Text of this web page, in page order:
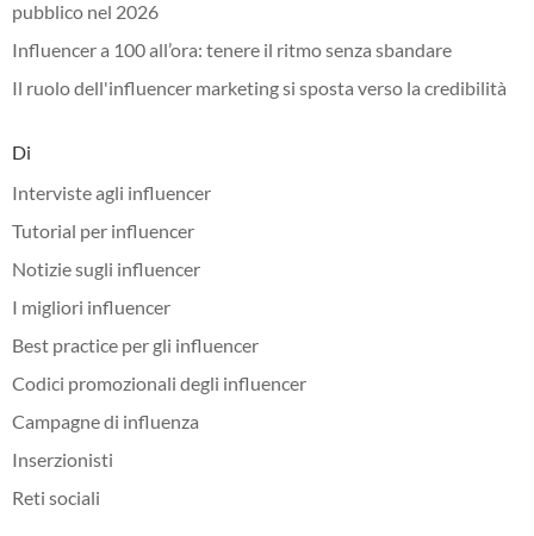
pubblico nel 2026
Influencer a 100 all’ora: tenere il ritmo senza sbandare
Il ruolo dell'influencer marketing si sposta verso la credibilità
Di
Interviste agli influencer
Tutorial per influencer
Notizie sugli influencer
I migliori influencer
Best practice per gli influencer
Codici promozionali degli influencer
Campagne di influenza
Inserzionisti
Reti sociali